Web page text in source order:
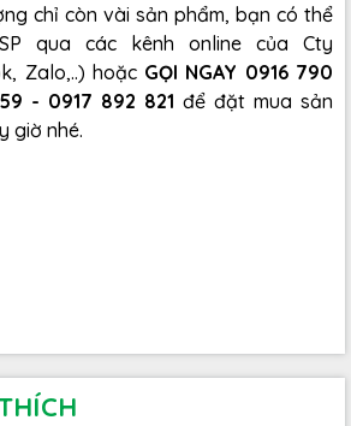
chỉ còn vài sản phẩm, bạn có thể
qua các kênh online của Cty
Zalo,..) hoặc GỌI NGAY 0916 790
- 0917 892 821 để đặt mua sản
giờ nhé.